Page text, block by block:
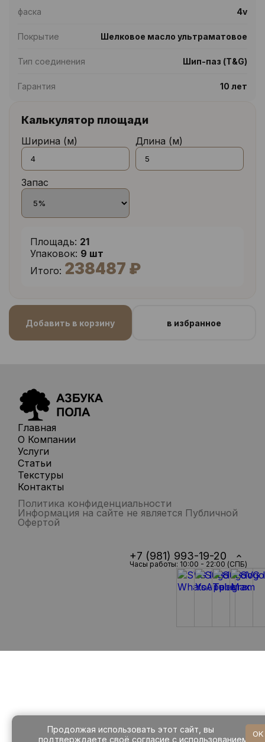
фаска 4v
Покрытие Шелковое масло ультраматовое
Тип соединения Шип-паз (T&G)
Гарантия 10 лет
Калькулятор площади
Ширина (м) Длина (м)
Запас
Площадь: 21
Упаковок: 9 шт
Итого: 238487 ₽
Добавить в корзину в избранное
Главная
О Компании
Услуги
Статьи
Текстуры
Контакты
Политика конфиденциальности
Информация на сайте не является Публичной
Офертой
+7 (981) 993-19-20
Часы работы: 10:00 - 22:00 (СПБ)
Продолжая использовать этот сайт, вы
подтверждаете своё согласие с использованием
OK